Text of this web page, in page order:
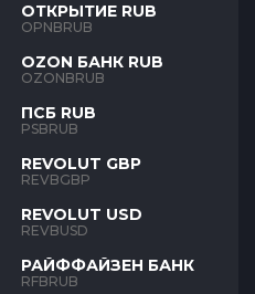
ОТКРЫТИЕ RUB
OPNBRUB
OZON БАНК RUB
OZONBRUB
ПСБ RUB
PSBRUB
REVOLUT GBP
REVBGBP
REVOLUT USD
REVBUSD
РАЙФФАЙЗЕН БАНК
RFBRUB